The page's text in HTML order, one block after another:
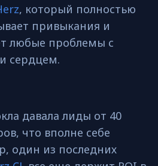
, который полностью
привыкания и
любые проблемы с
сердцем.
давала лиды от 40
что вполне себе
один из последних